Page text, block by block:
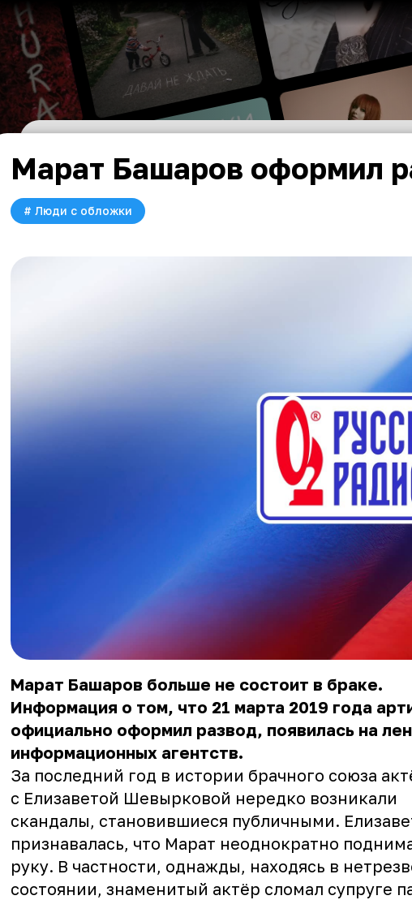
Марат Башаров оформил
# Люди с обложки
Марат Башаров больше не состоит в браке.
Информация о том, что 21 марта 2019 года
официально оформил развод, появилась на
информационных агентств.
За последний год в истории брачного союза
с Елизаветой Шевырковой нередко возникали
скандалы, становившиеся публичными.
признавалась, что Марат неоднократно
руку. В частности, однажды, находясь в
состоянии, знаменитый актёр сломал супруге